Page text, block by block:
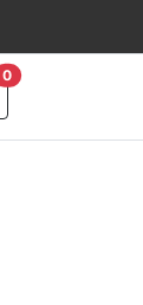
0товаров в корзине